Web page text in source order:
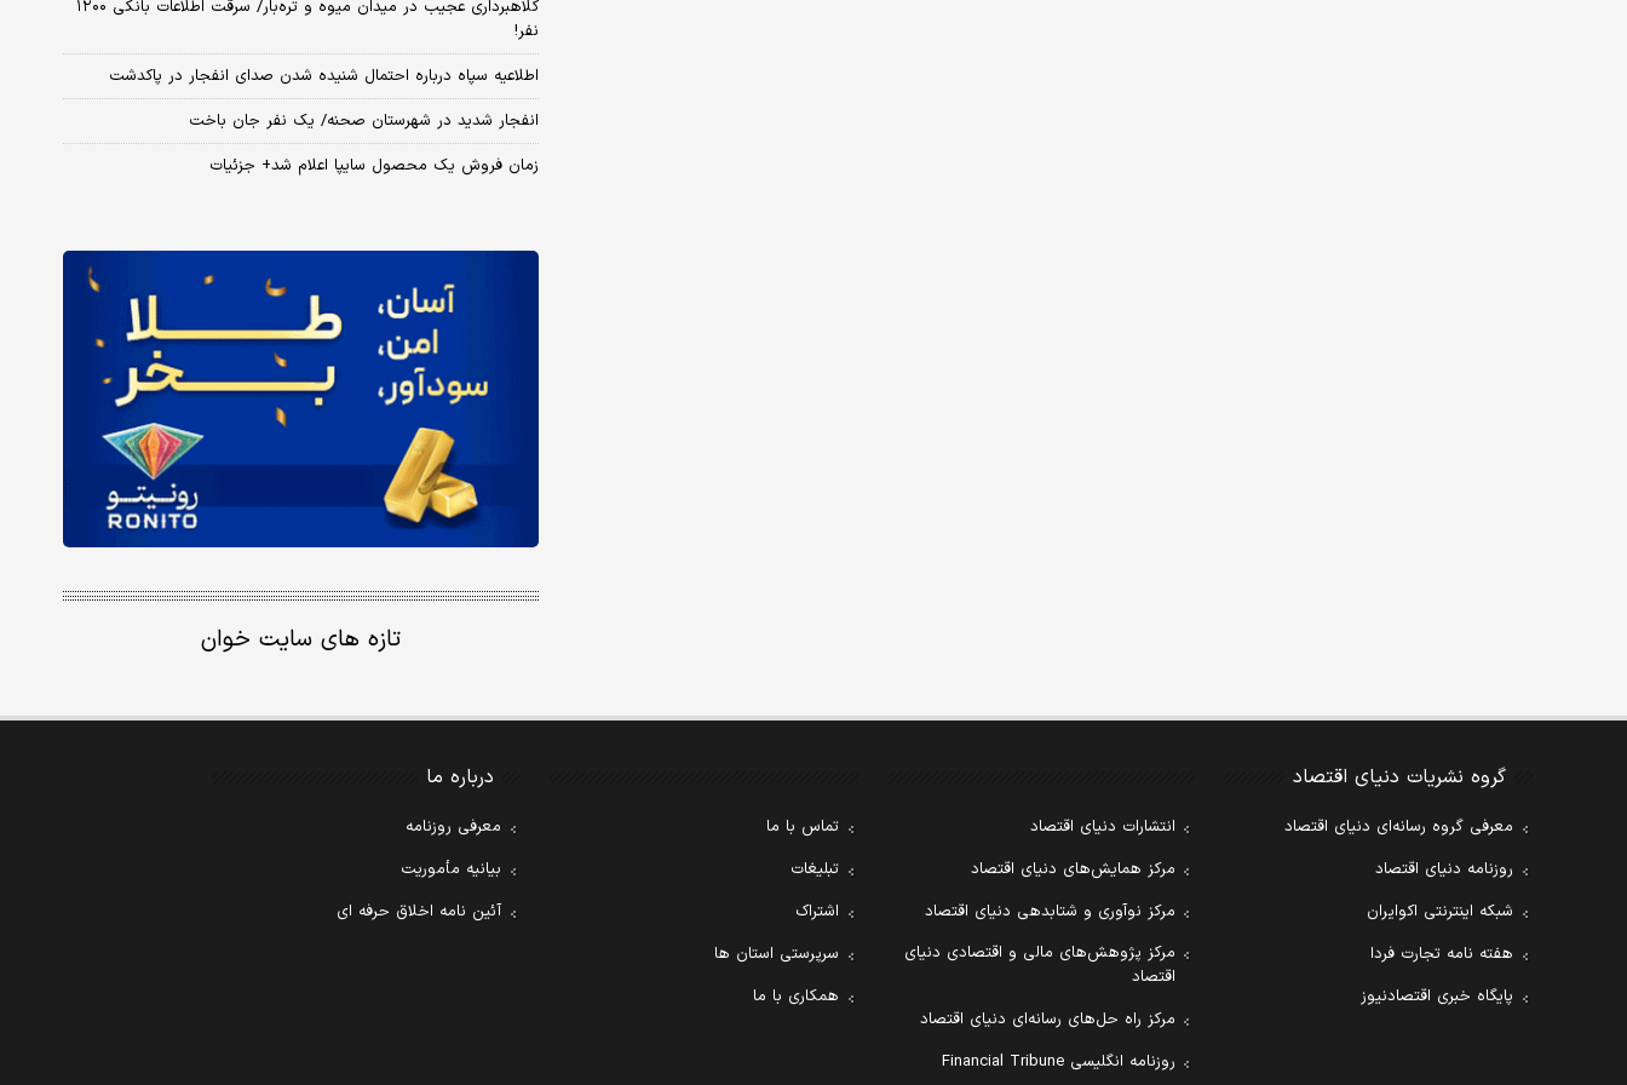
کلاهبرداری عجیب در میدان میوه و تره‌بار/ سرقت اطلاعات بانکی ۱۲۰۰
نفر!
اطلاعیه سپاه درباره احتمال شنیده شدن صدای انفجار در پاکدشت
انفجار شدید در شهرستان صحنه/ یک نفر جان باخت
زمان فروش یک محصول سایپا اعلام شد+ جزئیات
تازه های سایت خوان
گروه نشریات دنیای اقتصاد
معرفی گروه رسانه‌ای دنیای اقتصاد
روزنامه دنیای اقتصاد
شبکه اینترنتی اکوایران
هفته نامه تجارت فردا
پایگاه خبری اقتصادنیوز
انتشارات دنیای اقتصاد
مرکز همایش‌های دنیای اقتصاد
مرکز نوآوری و شتابدهی دنیای اقتصاد
مرکز پژوهش‌های مالی و اقتصادی دنیای
اقتصاد
مرکز راه حل‌های رسانه‌ای دنیای اقتصاد
روزنامه انگلیسی Financial Tribune
تماس با ما
تبلیغات
اشتراک
سرپرستی استان ها
همکاری با ما
درباره ما
معرفی روزنامه
بیانیه مأموریت
آئین نامه اخلاق حرفه ای